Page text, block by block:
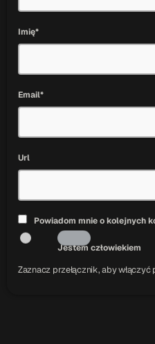
Imię*
Email*
Url
Powiadom mnie o kolejnych
Jestem człowiekiem
Zaznacz przełącznik, aby